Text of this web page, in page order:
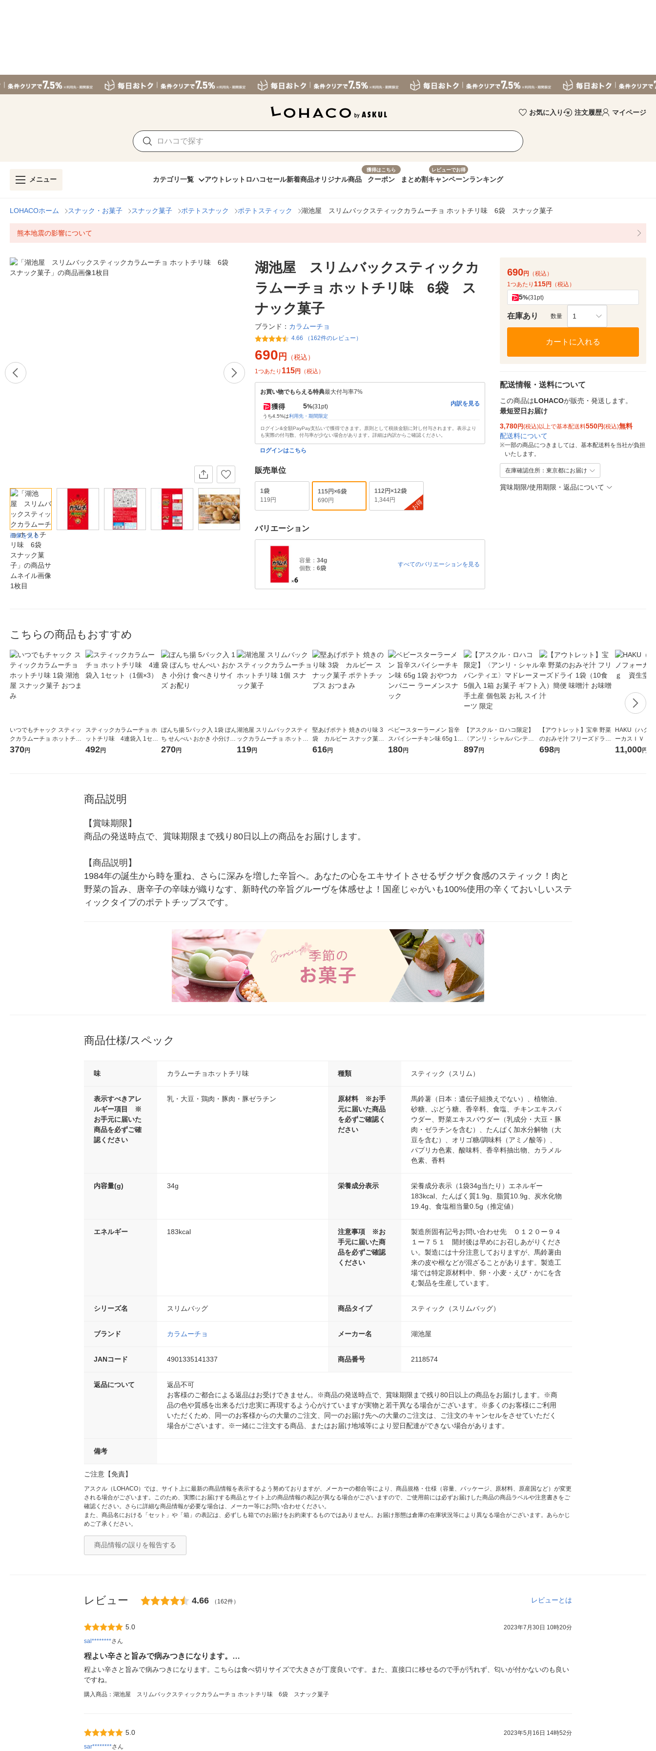
お気に入り 注文履歴 マイページ
メニュー カテゴリ一覧 アウトレット ロハコセール新着商品オリジナル商品
獲得はこちら
クーポン まとめ割
レビューでお得
キャンペーンランキング
LOHACOホーム スナック・お菓子 スナック菓子 ポテトスナック ポテトスティック 湖池屋 スリムバックスティックカラムーチョ ホットチリ味 6袋 スナック菓子
熊本地震の影響について
画像を見る
湖池屋 スリムバックスティックカ
ラムーチョ ホットチリ味 6袋 ス
ナック菓子
ブランド： カラムーチョ
4.66 （162件のレビュー）
690 円 （税込）
1つあたり 115円 （税込）
お買い物でもらえる特典最大付与率7%
獲得 5%(31pt)
うち4.5%は利用先・期間限定
内訳を見る
ログイン&全額PayPay支払いで獲得できます。原則として税抜金額に対し付与されます。表示より
も実際の付与数、付与率が少ない場合があります。詳細は内訳からご確認ください。
ログインはこちら
販売単位
1袋
119円
115円×6袋
690円
112円×12袋
1,344円
お得
バリエーション
容量： 34g
個数： 6袋
すべてのバリエーションを見る
690円
（税込）
1つあたり 115円 （税込）
5%(31pt)
在庫あり 数量 1
カートに入れる
配送情報・送料について
この商品はLOHACOが販売・発送します。
最短翌日お届け
3,780円(税込)以上で基本配送料550円(税込)無料
配送料について
※一部の商品につきましては、基本配送料を当社が負担
いたします。
在庫確認住所：東京都にお届け
賞味期限/使用期限・返品について
こちらの商品もおすすめ
いつでもチャック スティッ
クカラムーチョ ホットチリ
味 1袋 湖池屋 スナック菓子
370円
スティックカラムーチョ ホ
ットチリ味 4連袋入 1セッ
ト（1個×3）
492円
ぼんち揚 5パック入 1袋 ぼん
ち せんべい おかき 小分け
食べきりサイズ お配り
270円
湖池屋 スリムバックスティ
ックカラムーチョ ホットチ
リ味 1個 スナック菓子
119円
堅あげポテト 焼きのり味 3
袋 カルビー スナック菓子
ポテトチップス おつまみ
616円
ベビースターラーメン 旨辛
スパイシーチキン味 65g 1袋
おやつカンパニー ラーメン
180円
【アスクル・ロハコ限定】
〈アンリ・シャルパンティ
エ〉マドレーヌ 5個入 1箱 お
897円
【アウトレット】宝幸 野菜
のおみそ汁 フリーズドライ
1袋（10食入）簡便 味噌汁
698円
HAKU（ハク
ーカスＩＶ
堂 おまけ付き
11,000円
商品説明
【賞味期限】
商品の発送時点で、賞味期限まで残り80日以上の商品をお届けします。
【商品説明】
1984年の誕生から時を重ね、さらに深みを増した辛旨へ。あなたの心をエキサイトさせるザクザク食感のスティック！肉と
野菜の旨み、唐辛子の辛味が織りなす、新時代の辛旨グルーヴを体感せよ！国産じゃがいも100%使用の辛くておいしいステ
ィックタイプのポテトチップスです。
商品仕様/スペック
味 カラムーチョホットチリ味 種類 スティック（スリム）
表示すべきアレ
ルギー項目 ※
お手元に届いた
商品を必ずご確
認ください
乳・大豆・鶏肉・豚肉・豚ゼラチン
原材料 ※お手
元に届いた商品
を必ずご確認く
ださい
馬鈴薯（日本：遺伝子組換えでない）、植物油、
砂糖、ぶどう糖、香辛料、食塩、チキンエキスパ
ウダー、野菜エキスパウダー（乳成分・大豆・豚
肉・ゼラチンを含む）、たんぱく加水分解物（大
豆を含む）、オリゴ糖/調味料（アミノ酸等）、
パプリカ色素、酸味料、香辛料抽出物、カラメル
色素、香料
内容量(g) 34g 栄養成分表示
栄養成分表示（1袋34g当たり）エネルギー
183kcal、たんぱく質1.9g、脂質10.9g、炭水化物
19.4g、食塩相当量0.5g（推定値）
エネルギー 183kcal
注意事項 ※お
手元に届いた商
品を必ずご確認
ください
製造所固有記号お問い合わせ先 ０１２０ー９４
１ー７５１ 開封後は早めにお召しあがりくださ
い。製造には十分注意しておりますが、馬鈴薯由
来の皮や根などが混ざることがあります。製造工
場では特定原材料中、卵・小麦・えび・かにを含
む製品を生産しています。
シリーズ名 スリムバッグ 商品タイプ スティック（スリムバッグ）
ブランド カラムーチョ メーカー名 湖池屋
JANコード 4901335141337 商品番号 2118574
返品について
返品不可
お客様のご都合による返品はお受けできません。※商品の発送時点で、賞味期限まで残り80日以上の商品をお届けします。※商
品の色や質感を出来るだけ忠実に再現するよう心がけていますが実物と若干異なる場合がございます。※多くのお客様にご利用
いただくため、同一のお客様からの大量のご注文、同一のお届け先への大量のご注文は、ご注文のキャンセルをさせていただく
場合がございます。※一緒にご注文する商品、またはお届け地域等により翌日配達ができない場合があります。
備考
ご注意【免責】
アスクル（LOHACO）では、サイト上に最新の商品情報を表示するよう努めておりますが、メーカーの都合等により、商品規格・仕様（容量、パッケージ、原材料、原産国など）が変更
される場合がございます。このため、実際にお届けする商品とサイト上の商品情報の表記が異なる場合がございますので、ご使用前には必ずお届けした商品の商品ラベルや注意書きをご
確認ください。さらに詳細な商品情報が必要な場合は、メーカー等にお問い合わせください。
また、商品名における「セット」や「箱」の表記は、必ずしも箱でのお届けをお約束するものではありません。お届け形態は倉庫の在庫状況等により異なる場合がございます。あらかじ
めご了承ください。
商品情報の誤りを報告する
レビュー 4.66 （162件） レビューとは
5.0
2023年7月30日 10時20分
sal********さん
程よい辛さと旨みで病みつきになります。…
程よい辛さと旨みで病みつきになります。こちらは食べ切りサイズで大きさが丁度良いです。また、直接口に移せるので手が汚れず、匂いが付かないのも良い
ですね。
購入商品：湖池屋 スリムバックスティックカラムーチョ ホットチリ味 6袋 スナック菓子
5.0
2023年5月16日 14時52分
sar********さん